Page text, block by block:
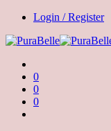
Login / Register
0
0
0